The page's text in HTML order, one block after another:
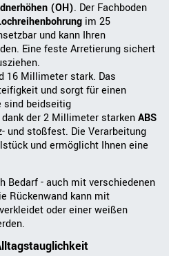
(OH). Der Fachboden
im 25
und kann Ihren
Eine feste Arretierung sichert
16 Millimeter stark. Das
und sorgt für einen
sind beidseitig
dank der 2 Millimeter starkenABS
und stoßfest. Die Verarbeitung
und ermöglicht Ihnen eine
Bedarf - auch mit verschiedenen
Rückenwand kann mit
oder einer weißen